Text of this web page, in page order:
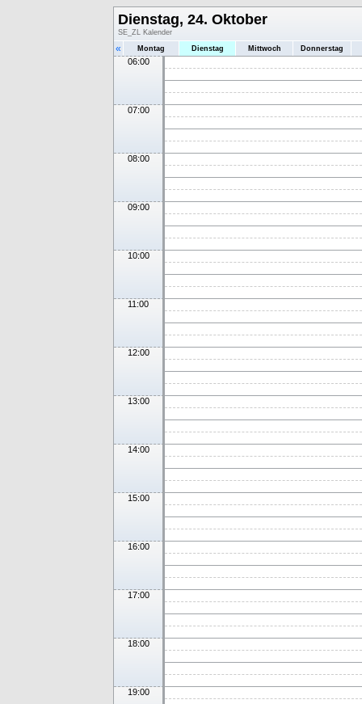
Dienstag, 24. Oktober
SE_ZL Kalender
« Montag Dienstag Mittwoch Donnerstag
06:00
07:00
08:00
09:00
10:00
11:00
12:00
13:00
14:00
15:00
16:00
17:00
18:00
19:00